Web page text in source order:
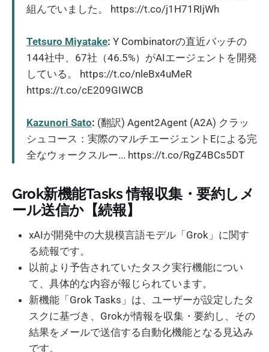
組んでいました。 https://t.co/j1H71RIjWh
Tetsuro Miyatake: Y Combinatorの直近バッチの
144社中、67社（46.5%）がAIエージェントを開発
している。 https://t.co/nleBx4uMeR
https://t.co/cE209GIWCB
Kazunori Sato: (翻訳) Agent2Agent (A2A) クラッ
シュコース：実際のマルチエージェントEによる完
全なウォークスルー... https://t.co/RgZ4BCs5DT
Grok新機能Tasks 情報収集・要約しメ
ール送信か【続報】
xAIが開発中の大規模言語モデル「Grok」に関す
る続報です。
以前より予告されていたタスク実行機能につい
て、具体的な内容が報じられています。
新機能「Grok Tasks」は、ユーザーが設定したタ
スクに基づき、Grokが情報を収集・要約し、その
結果をメールで送信する自動化機能となる見込み
です。